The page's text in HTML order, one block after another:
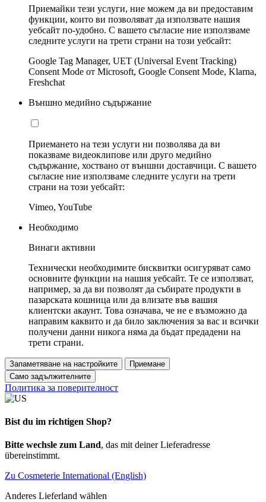
Приемайки тези услуги, ние можем да ви предоставим
функции, които ви позволяват да използвате нашия
уебсайт по-удобно. С вашето съгласие ние използваме
следните услуги на трети страни на този уебсайт:
Google Tag Manager, UET (Universal Event Tracking)
Consent Mode от Microsoft, Google Consent Mode, Klarna,
Freshchat
Външно медийно съдържание
Приемането на тези услуги ни позволява да ви
показваме видеоклипове или друго медийно
съдържание, хоствано от външни доставчици. С вашето
съгласие ние използваме следните услуги на трети
страни на този уебсайт:
Vimeo, YouTube
Необходимо
Винаги активни
Технически необходимите бисквитки осигуряват само
основните функции на нашия уебсайт. Те се използват,
например, за да ви позволят да събирате продукти в
пазарската кошница или да влизате във вашия
клиентски акаунт. Това означава, че не е възможно да
направим каквито и да било заключения за вас и всички
получени данни никога няма да бъдат предадени на
трети страни.
Запаметяване на настройките
Приемане
Само задължителните
Политика за поверителност
Bist du im richtigen Shop?
Bitte wechsle zum Land, das mit deiner Lieferadresse
übereinstimmt.
Zu Cosmeterie International (English)
Anderes Lieferland wählen